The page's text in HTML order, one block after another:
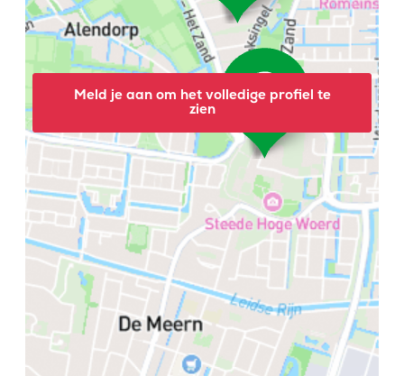
Meld je aan om het volledige profiel te
zien